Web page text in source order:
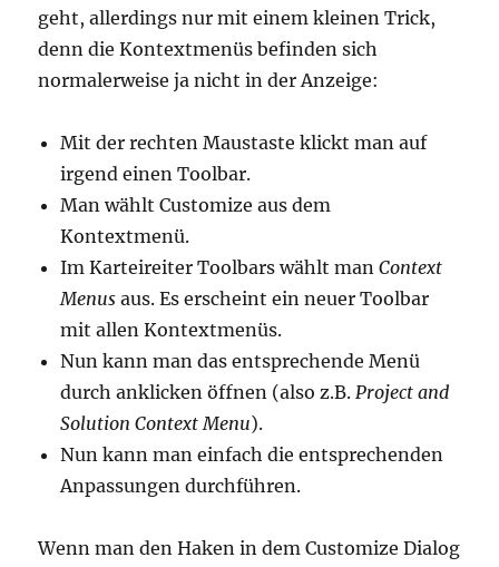
geht, allerdings nur mit einem kleinen Trick,
denn die Kontextmenüs befinden sich
normalerweise ja nicht in der Anzeige:
Mit der rechten Maustaste klickt man auf
irgend einen Toolbar.
Man wählt Customize aus dem
Kontextmenü.
Im Karteireiter Toolbars wählt manContext
Menusaus. Es erscheint ein neuer Toolbar
mit allen Kontextmenüs.
Nun kann man das entsprechende Menü
durch anklicken öffnen (also z.B.Project and
Solution Context Menu).
Nun kann man einfach die entsprechenden
Anpassungen durchführen.
Wenn man den Haken in dem Customize Dialog